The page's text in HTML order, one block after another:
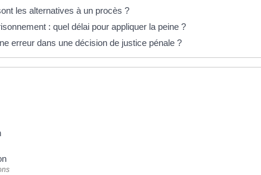
les alternatives à un procès ?
: quel délai pour appliquer la peine ?
erreur dans une décision de justice pénale ?